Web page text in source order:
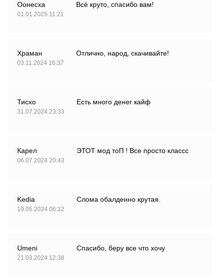
Оонесха
01.01.2025 11:21
Всё круто, спасибо вам!
Храман
03.11.2024 16:37
Отлично, народ, скачивайте!
Тисхо
31.07.2024 23:33
Есть много денег кайф
Карел
06.07.2024 20:43
ЭТОТ мод тоП ! Все просто классс
Kedia
19.05.2024 06:12
Слома обалденно крутая.
Umeni
21.03.2024 12:38
Спасибо, беру все что хочу